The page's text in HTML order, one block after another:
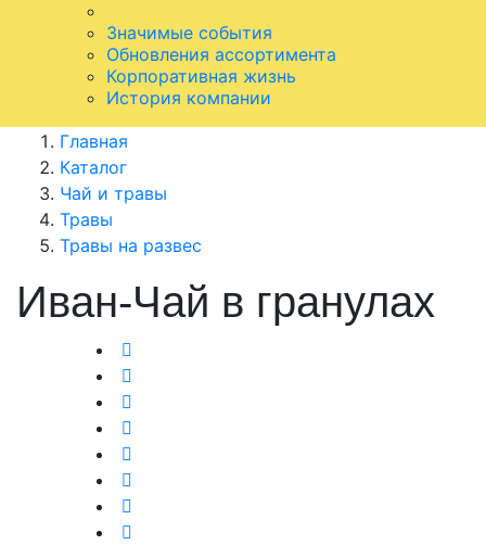
Значимые события
Обновления ассортимента
Корпоративная жизнь
История компании
Главная
Каталог
Чай и травы
Травы
Травы на развес
Иван-Чай в гранулах